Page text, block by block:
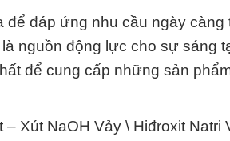
đáp ứng nhu cầu ngày
nguồn động lực cho sự sáng
để cung cấp những sản
Xút NaOH Vảy \ Hiđroxit Natri